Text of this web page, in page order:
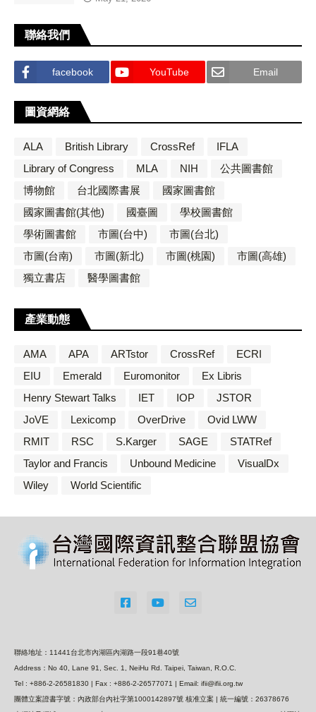
聯絡我們
facebook YouTube Email
圖資網絡
ALA British Library CrossRef
IFLA
Library of Congress
MLA NIH
公共圖書館
博物館
台北國際書展
國家圖書館
國家圖書館(其他)
國臺圖
學校圖書館
學術圖書館
市圖(台中)
市圖(台北)
市圖(台南)
市圖(新北) 市圖(桃園)
市圖(高雄)
獨立書店
醫學圖書館
產業動態
AMA APA ARTstor CrossRef
ECRI
EIU
Emerald Euromonitor
Ex Libris
Henry Stewart Talks
IET IOP
JSTOR
JoVE
Lexicomp OverDrive
Ovid LWW
RMIT
RSC S.Karger SAGE
STATRef
Taylor and Francis
Unbound Medicine
VisualDx
Wiley
World Scientific
聯絡地址：11441台北市內湖區內湖路一段91巷40號
Address：No 40, Lane 91, Sec. 1, NeiHu Rd. Taipei, Taiwan, R.O.C.
Tel : +886-2-26581830 | Fax : +886-2-26577071 | Email: ifii@ifii.org.tw
團體立案證書字號：內政部台內社字第1000142897號 核准立案 | 統一編號：26378676